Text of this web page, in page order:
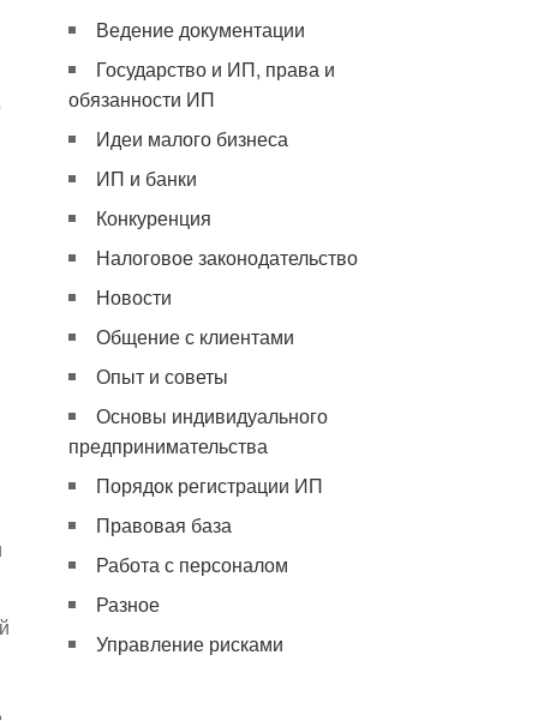
Ведение документации
Государство и ИП, права и
обязанности ИП
Идеи малого бизнеса
ИП и банки
Конкуренция
Налоговое законодательство
Новости
Общение с клиентами
Опыт и советы
Основы индивидуального
предпринимательства
Порядок регистрации ИП
Правовая база
Работа с персоналом
Разное
Управление рисками